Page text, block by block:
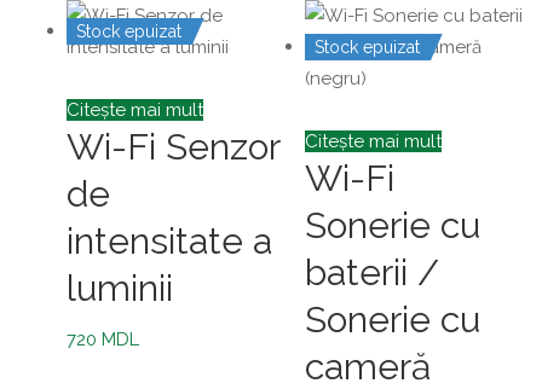
Stock epuizat
Citește mai mult
Wi-Fi Senzor
de
intensitate a
luminii
720 MDL
Stock epuizat
Citește mai mult
Wi-Fi
Sonerie cu
baterii /
Sonerie cu
cameră